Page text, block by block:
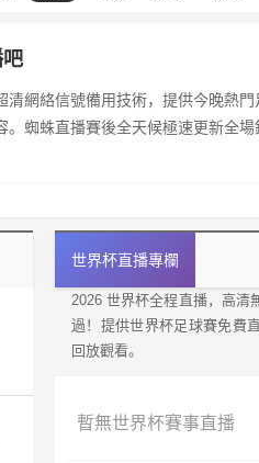
網絡信號備用技術，提供今晚熱
蜘蛛直播賽後全天候極速更新全
世界杯直播專欄
2026 世界杯全程直播，高清
過！提供世界杯足球賽免費
回放觀看。
暫無世界杯賽事直播